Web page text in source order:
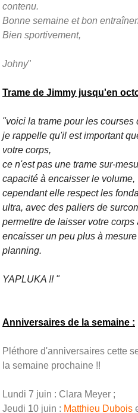
contenu.
Bonne semaine et bon
Bien sportivement,
Johny"
Trame de Jimmy jusqu'en
"voici la trame pour les courses
je rappelle qu'il est important
votre corps,
ce n'est pas une trame sur-
capacité à encaisser le volume,
cependant elle respect les
ultra, avec des paliers de
permettre de laisser votre
encaisser un peu plus à
planning.
YAPLUKA !! "
Anniversaires de la semaine :
Pléthore d'anniversaires cette
la semaine prochaine !!
Lundi 7 juin : Clara Meyer ;
Jeudi 10 juin : Matthieu Dubois